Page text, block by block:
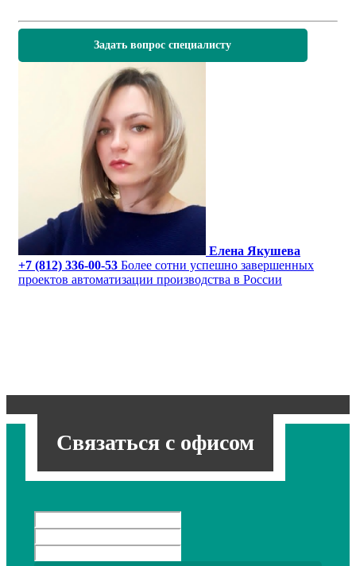
Задать вопрос специалисту
Елена Якушева
+7 (812) 336-00-53 Более сотни успешно завершенных
проектов автоматизации производства в России
Связаться с офисом